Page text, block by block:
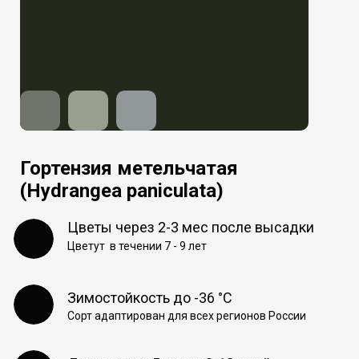
Зимостойкость до -36 °С
Цветы через 2-3 мес после высадки
Гортензия метельчатая
(Hydrangea paniculata)
Сорт адаптирован для всех регионов России
Цветут в течении 7 - 9 лет